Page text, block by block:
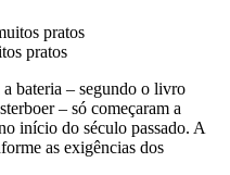
pratos
a bateria – segundo o livro
– só começaram a
início do século passado. A
as exigências dos